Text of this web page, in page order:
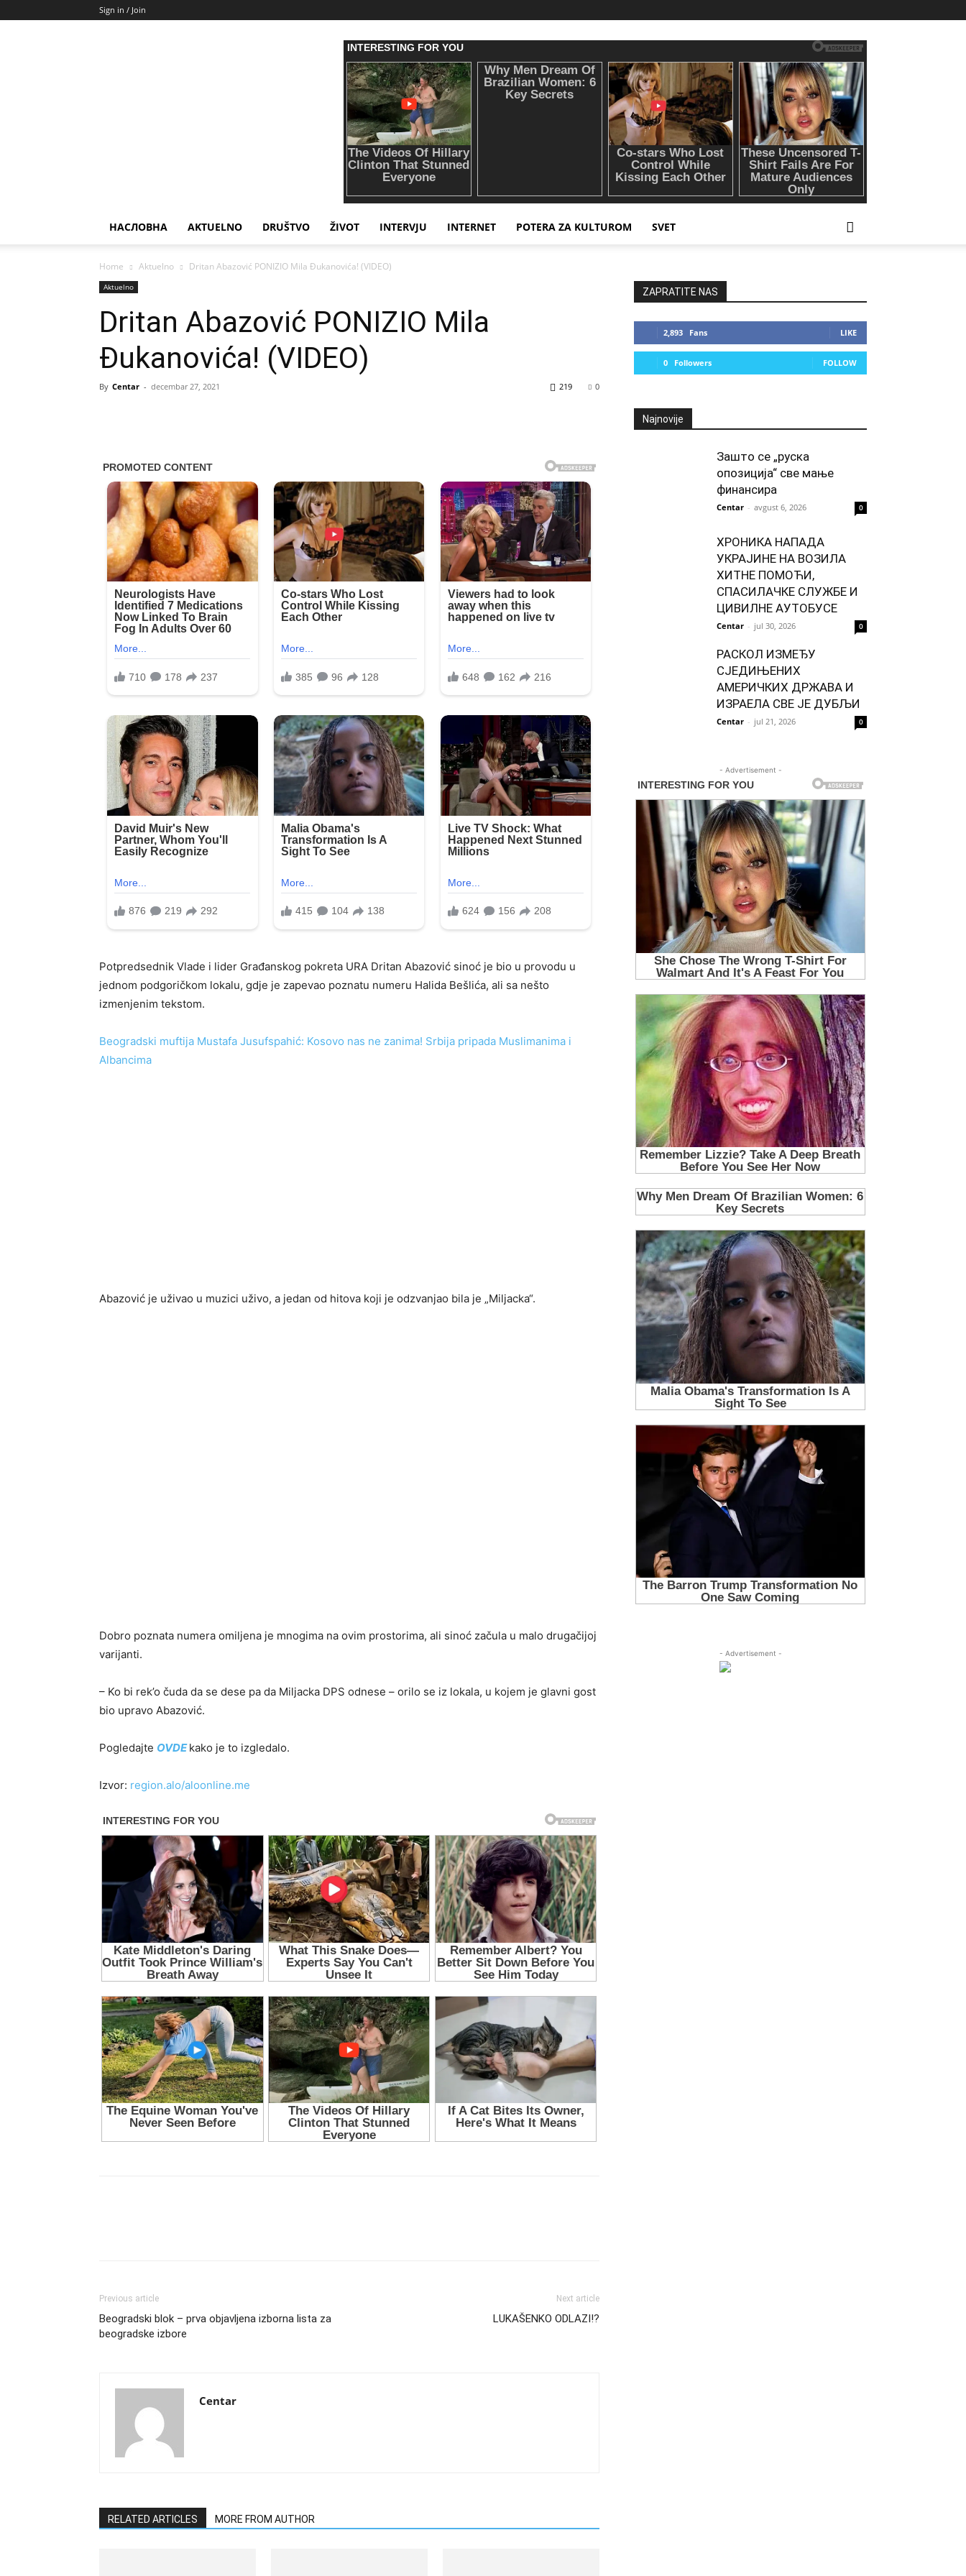
Sign in / Join
НАСЛОВНА AKTUELNO DRUŠTVO ŽIVOT INTERVJU INTERNET POTERA ZA KULTUROM SVET
Home Aktuelno Dritan Abazović PONIZIO Mila Đukanovića! (VIDEO)
Aktuelno
Dritan Abazović PONIZIO Mila
Đukanovića! (VIDEO)
By Centar - decembar 27, 2021 0
219
Potpredsednik Vlade i lider Građanskog pokreta URA Dritan Abazović sinoć je bio u provodu u
jednom podgoričkom lokalu, gdje je zapevao poznatu numeru Halida Bešlića, ali sa nešto
izmenjenim tekstom.
Beogradski muftija Mustafa Jusufspahić: Kosovo nas ne zanima! Srbija pripada Muslimanima i
Albancima
Abazović je uživao u muzici uživo, a jedan od hitova koji je odzvanjao bila je „Miljacka“.
Dobro poznata numera omiljena je mnogima na ovim prostorima, ali sinoć začula u malo drugačijoj
varijanti.
– Ko bi rek’o čuda da se dese pa da Miljacka DPS odnese – orilo se iz lokala, u kojem je glavni gost
bio upravo Abazović.
Pogledajte OVDEkako je to izgledalo.
Izvor: region.alo/aloonline.me
Previous article
Beogradski blok – prva objavljena izborna lista za
beogradske izbore
Next article
LUKAŠENKO ODLAZI!?
Centar
RELATED ARTICLES MORE FROM AUTHOR
ZAPRATITE NAS
2,893 Fans LIKE
0 Followers FOLLOW
Najnovije
Зашто се „руска
опозиција“ све мање
финансира
Centar - avgust 6, 2026 0
ХРОНИКА НАПАДА
УКРАЈИНЕ НА ВОЗИЛА
ХИТНЕ ПОМОЋИ,
СПАСИЛАЧКЕ СЛУЖБЕ И
ЦИВИЛНЕ АУТОБУСЕ
Centar - jul 30, 2026 0
РАСКОЛ ИЗМЕЂУ
СЈЕДИЊЕНИХ
АМЕРИЧКИХ ДРЖАВА И
ИЗРАЕЛА СВЕ ЈЕ ДУБЉИ
Centar - jul 21, 2026 0
- Advertisement -
- Advertisement -